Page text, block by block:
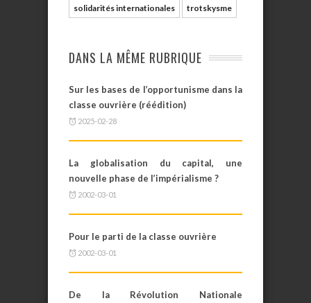
solidarités internationales trotskysme
DANS LA MÊME RUBRIQUE
Sur les bases de l’opportunisme dans la
classe ouvrière (réédition)
2025-02-28
La globalisation du capital, une
nouvelle phase de l’impérialisme ?
2002-03-01
Pour le parti de la classe ouvrière
2002-03-01
De la Révolution Nationale